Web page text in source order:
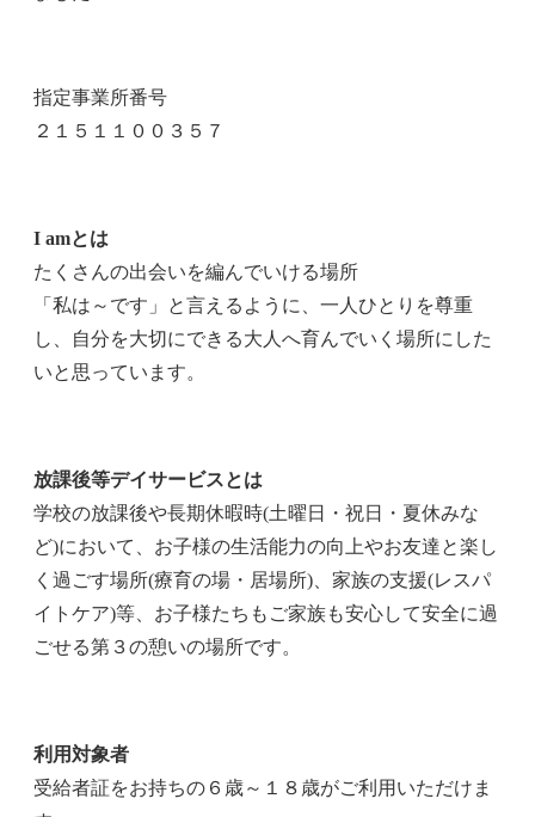
指定事業所番号
２１５１１００３５７
I amとは
たくさんの出会いを編んでいける場所
「私は～です」と言えるように、一人ひとりを尊重
し、自分を大切にできる大人へ育んでいく場所にした
いと思っています。
放課後等デイサービスとは
学校の放課後や長期休暇時(土曜日・祝日・夏休みな
ど)において、お子様の生活能力の向上やお友達と楽し
く過ごす場所(療育の場・居場所)、家族の支援(レスパ
イトケア)等、お子様たちもご家族も安心して安全に過
ごせる第３の憩いの場所です。
利用対象者
受給者証をお持ちの６歳～１８歳がご利用いただけま